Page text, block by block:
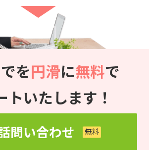
を円滑に無料で
トいたします！
問い合わせ